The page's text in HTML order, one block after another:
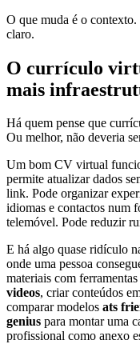
O que muda é o contexto.
claro.
O currículo
mais
Há quem pense que
Ou melhor, não deveria
Um bom CV virtual
permite atualizar dados
link. Pode organizar
idiomas e contactos num
telemóvel. Pode reduzir
E há algo quase ridículo
onde uma pessoa
materiais com
videos, criar conteúdos
comparar modelos ats
genius para montar uma
profissional como anexo